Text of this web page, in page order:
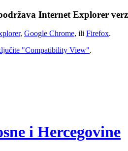
Internet Explorer
, Google Chrome, ili Firefox.
"Compatibility View".
i Hercegovine